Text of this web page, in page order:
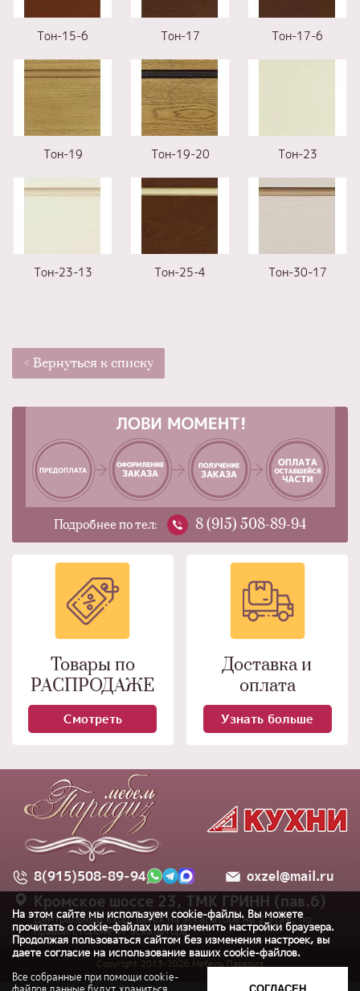
Тон-15-6 Тон-17 Тон-17-6
Тон-19 Тон-19-20 Тон-23
Тон-23-13 Тон-25-4 Тон-30-17
< Вернуться к списку
Подробнее по тел: 8 (915) 508-89-94
Товары по
РАСПРОДАЖЕ
Смотреть
Доставка и
оплата
Узнать больше
8(915)508-89-94 oxzel@mail.ru
Кромское шоссе 23, ТМК ГРИНН (пав.6)
Центральный вход, вверх на эскалаторе на 2 этаж, по
правой стороне от эскалатора
Copyright 2013-2026 Мебель Парадиз
На этом сайте мы используем cookie-файлы. Вы можете
прочитать о cookie-файлах или изменить настройки браузера.
Продолжая пользоваться сайтом без изменения настроек, вы
даете согласие на использование ваших cookie-файлов.
Все собранные при помощи cookie-